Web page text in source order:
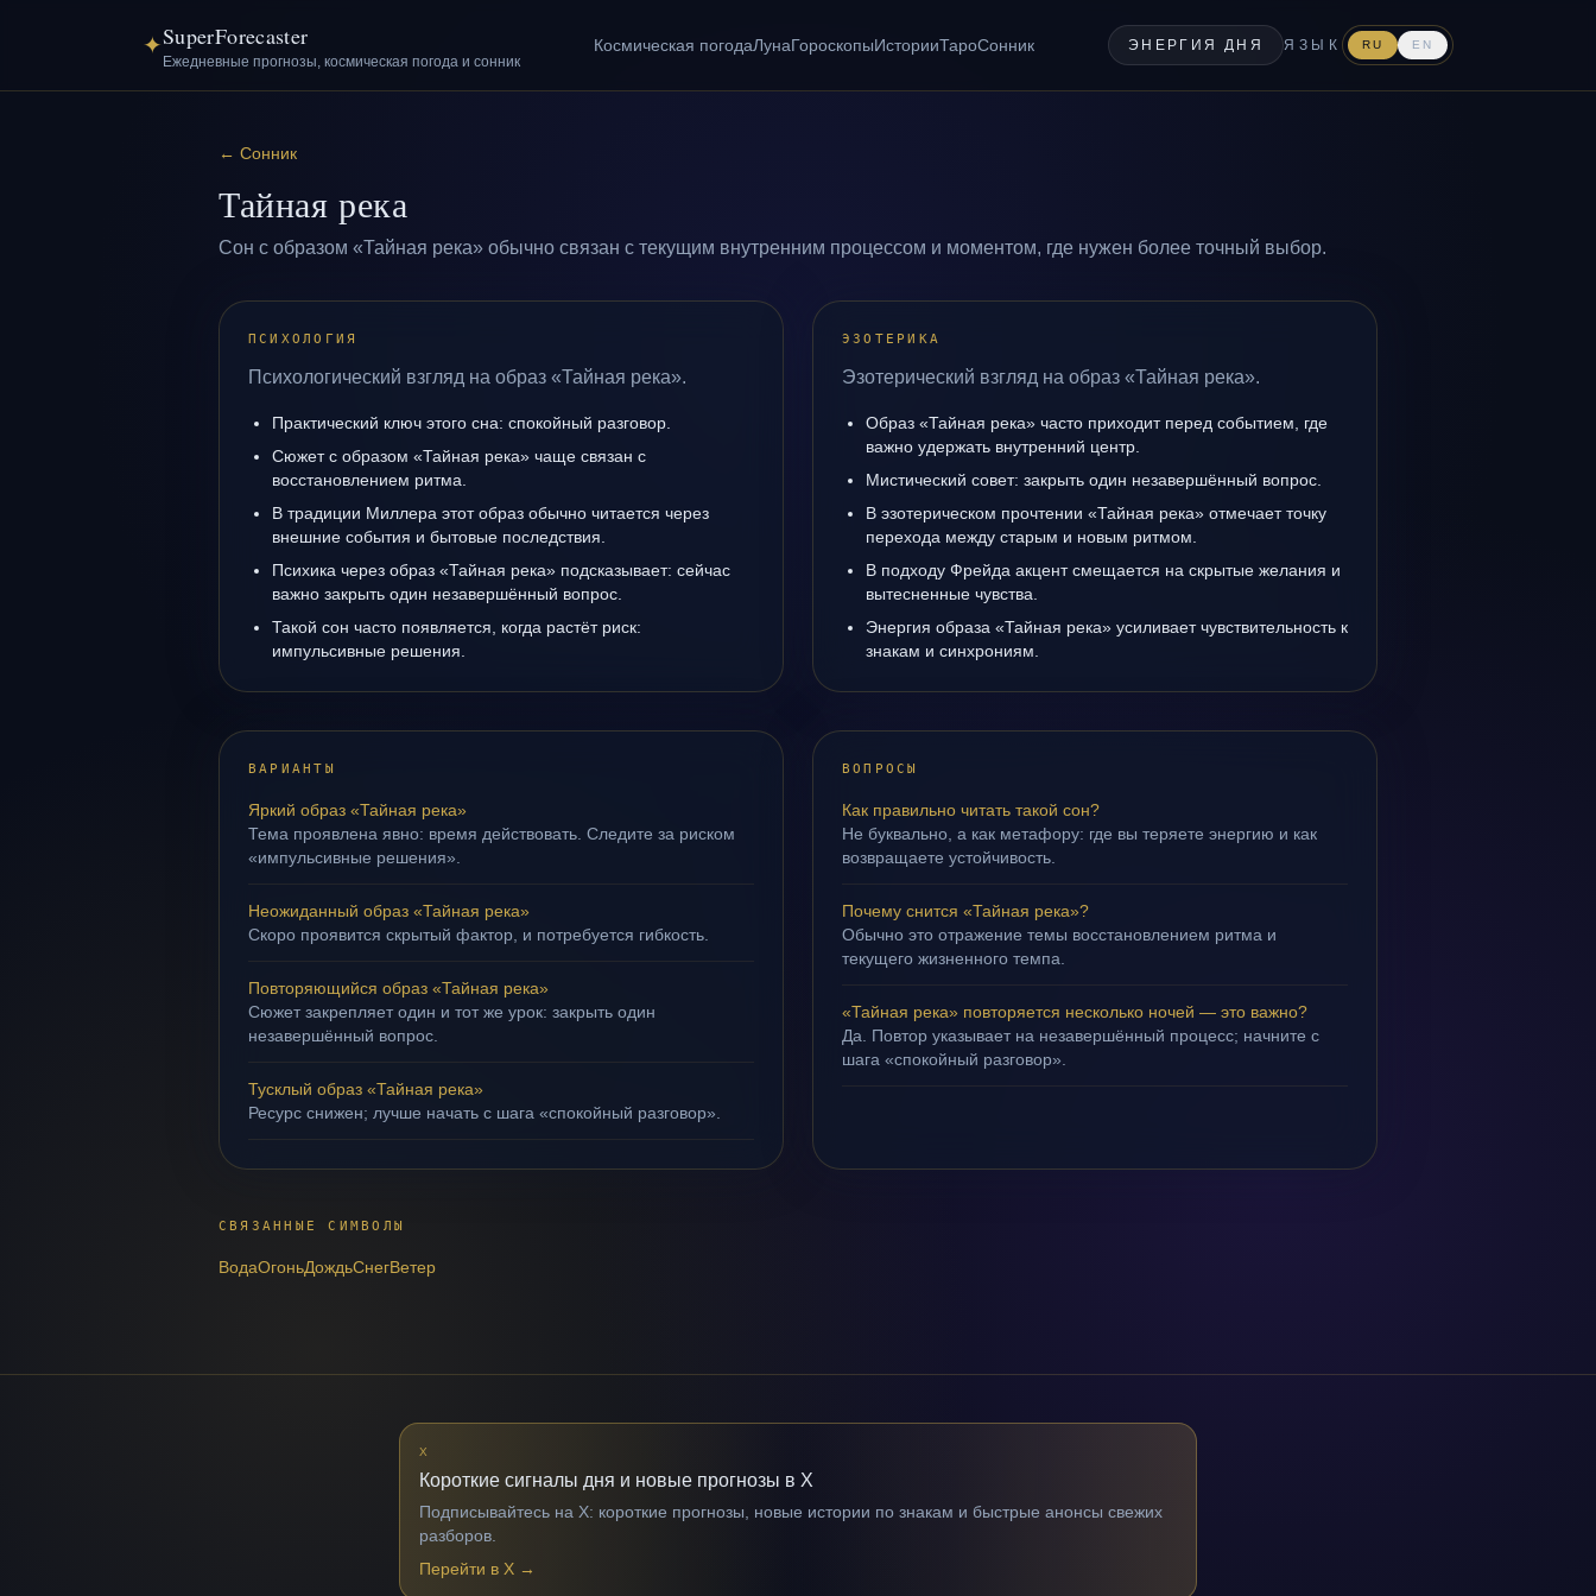
✦SuperForecaster
Ежедневные прогнозы, космическая погода и сонник
Космическая погодаЛунаГороскопыИсторииТароСонник ЭНЕРГИЯ ДНЯ ЯЗЫК RU EN
← Сонник
Тайная река
Сон с образом «Тайная река» обычно связан с текущим внутренним процессом и моментом, где нужен более точный выбор.
ПСИХОЛОГИЯ
Психологический взгляд на образ «Тайная река».
Практический ключ этого сна: спокойный разговор.
Сюжет с образом «Тайная река» чаще связан с
восстановлением ритма.
В традиции Миллера этот образ обычно читается через
внешние события и бытовые последствия.
Психика через образ «Тайная река» подсказывает: сейчас
важно закрыть один незавершённый вопрос.
Такой сон часто появляется, когда растёт риск:
импульсивные решения.
ЭЗОТЕРИКА
Эзотерический взгляд на образ «Тайная река».
Образ «Тайная река» часто приходит перед событием, где
важно удержать внутренний центр.
Мистический совет: закрыть один незавершённый вопрос.
В эзотерическом прочтении «Тайная река» отмечает точку
перехода между старым и новым ритмом.
В подходу Фрейда акцент смещается на скрытые желания и
вытесненные чувства.
Энергия образа «Тайная река» усиливает чувствительность к
знакам и синхрониям.
ВАРИАНТЫ
Яркий образ «Тайная река»
Тема проявлена явно: время действовать. Следите за риском
«импульсивные решения».
Неожиданный образ «Тайная река»
Скоро проявится скрытый фактор, и потребуется гибкость.
Повторяющийся образ «Тайная река»
Сюжет закрепляет один и тот же урок: закрыть один
незавершённый вопрос.
Тусклый образ «Тайная река»
Ресурс снижен; лучше начать с шага «спокойный разговор».
ВОПРОСЫ
Как правильно читать такой сон?
Не буквально, а как метафору: где вы теряете энергию и как
возвращаете устойчивость.
Почему снится «Тайная река»?
Обычно это отражение темы восстановлением ритма и
текущего жизненного темпа.
«Тайная река» повторяется несколько ночей — это важно?
Да. Повтор указывает на незавершённый процесс; начните с
шага «спокойный разговор».
СВЯЗАННЫЕ СИМВОЛЫ
ВодаОгоньДождьСнегВетер
X
Короткие сигналы дня и новые прогнозы в X
Подписывайтесь на X: короткие прогнозы, новые истории по знакам и быстрые анонсы свежих
разборов.
Перейти в X →